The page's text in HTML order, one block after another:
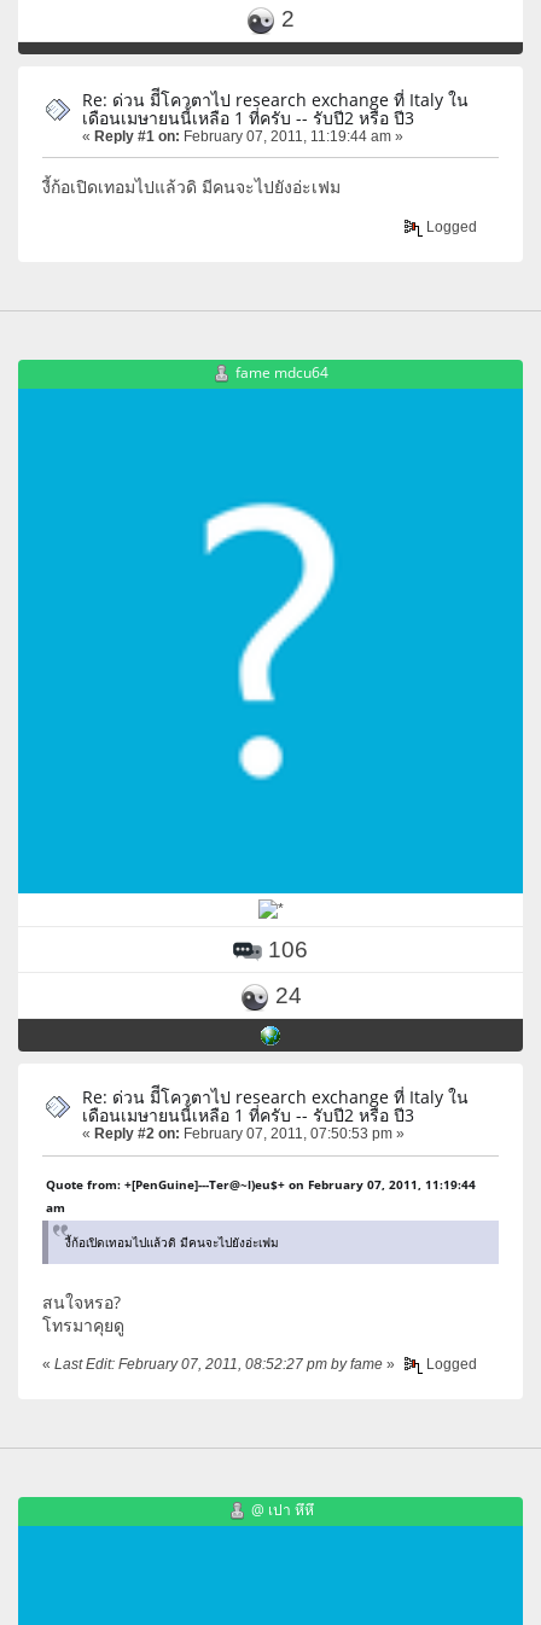
2
Re: ด่วน มีีโควตาไป research exchange ที่ Italy ใน
เดือนเมษายนนี้เหลือ 1 ที่ครับ -- รับปี2 หรือ ปี3
« Reply #1 on: February 07, 2011, 11:19:44 am »
งี้ก้อเปิดเทอมไปแล้วดิ มีคนจะไปยังอ่ะเฟม
Logged
fame mdcu64
106
24
Re: ด่วน มีีโควตาไป research exchange ที่ Italy ใน
เดือนเมษายนนี้เหลือ 1 ที่ครับ -- รับปี2 หรือ ปี3
« Reply #2 on: February 07, 2011, 07:50:53 pm »
Quote from: +[PenGuine]---Ter@~l)eu$+ on February 07, 2011, 11:19:44
am
งี้ก้อเปิดเทอมไปแล้วดิ มีคนจะไปยังอ่ะเฟม
สนใจหรอ?
โทรมาคุยดู
« Last Edit: February 07, 2011, 08:52:27 pm by fame » Logged
@ เปา หึหึ